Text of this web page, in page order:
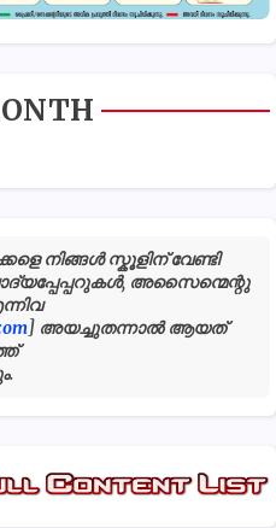
നിങ്ങൾ സ്കൂളിന് വേണ്ടി
അസൈന്മെന്റു
] അയച്ചുതന്നാൽ ആയത്